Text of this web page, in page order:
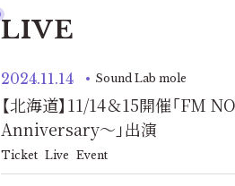
LIVE
2024.11.14 Sound Lab mole
【北海道】11/14＆15開催「
Anniversary〜」出演
Ticket Live Event